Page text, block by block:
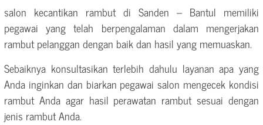
salon kecantikan rambut di Sanden – Bantul memiliki
pegawai yang telah berpengalaman dalam mengerjakan
rambut pelanggan dengan baik dan hasil yang memuaskan.
Sebaiknya konsultasikan terlebih dahulu layanan apa yang
Anda inginkan dan biarkan pegawai salon mengecek kondisi
rambut Anda agar hasil perawatan rambut sesuai dengan
jenis rambut Anda.